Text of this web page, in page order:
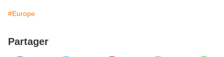
#Europe
Partager